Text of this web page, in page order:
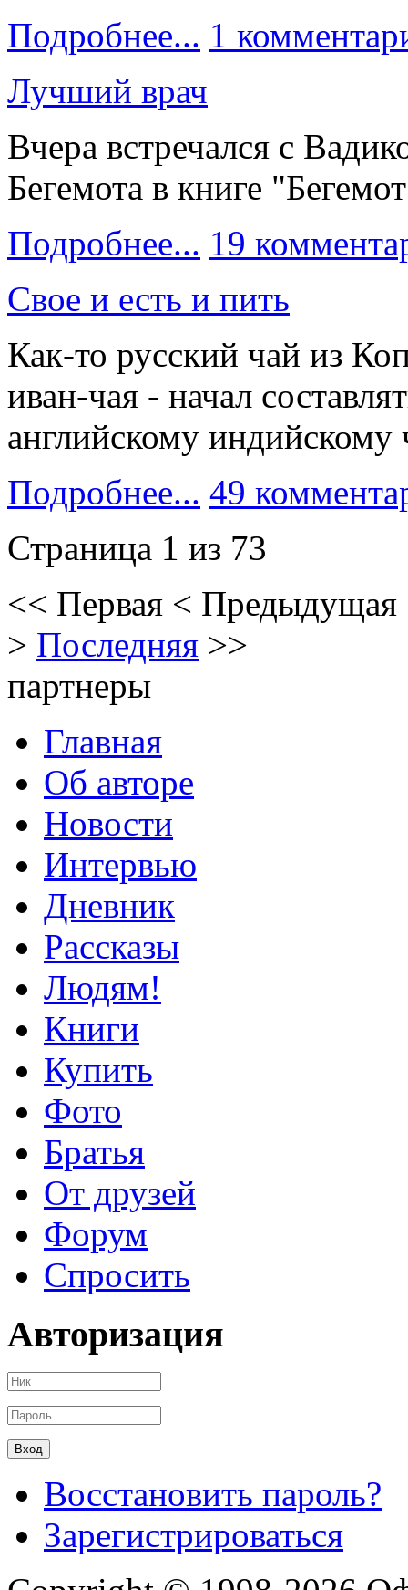
Подробнее... 1
Лучший врач
Вчера встречался с
Бегемота в книге
Подробнее... 19
Свое и есть и пить
Как-то русский чай из
иван-чая - начал
английскому индийскому
Подробнее... 49
Страница 1 из 73
<< Первая < Предыдущая
> Последняя >>
партнеры
Главная
Об авторе
Новости
Интервью
Дневник
Рассказы
Людям!
Книги
Купить
Фото
Братья
От друзей
Форум
Спросить
Авторизация
Восстановить пароль?
Зарегистрироваться